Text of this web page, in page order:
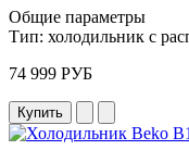
Общие параметры
Тип: холодильник с
74 999 РУБ
Купить